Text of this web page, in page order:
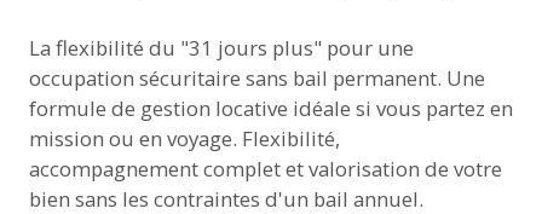
La flexibilité du "31 jours plus" pour une
occupation sécuritaire sans bail permanent. Une
formule de gestion locative idéale si vous partez en
mission ou en voyage. Flexibilité,
accompagnement complet et valorisation de votre
bien sans les contraintes d'un bail annuel.